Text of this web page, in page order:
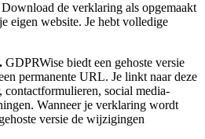
Download de verklaring als opgemaakt
eigen website. Je hebt volledige
GDPRWise biedt een gehoste versie
permanente URL. Je linkt naar deze
social media-
Wanneer je verklaring wordt
versie de wijzigingen